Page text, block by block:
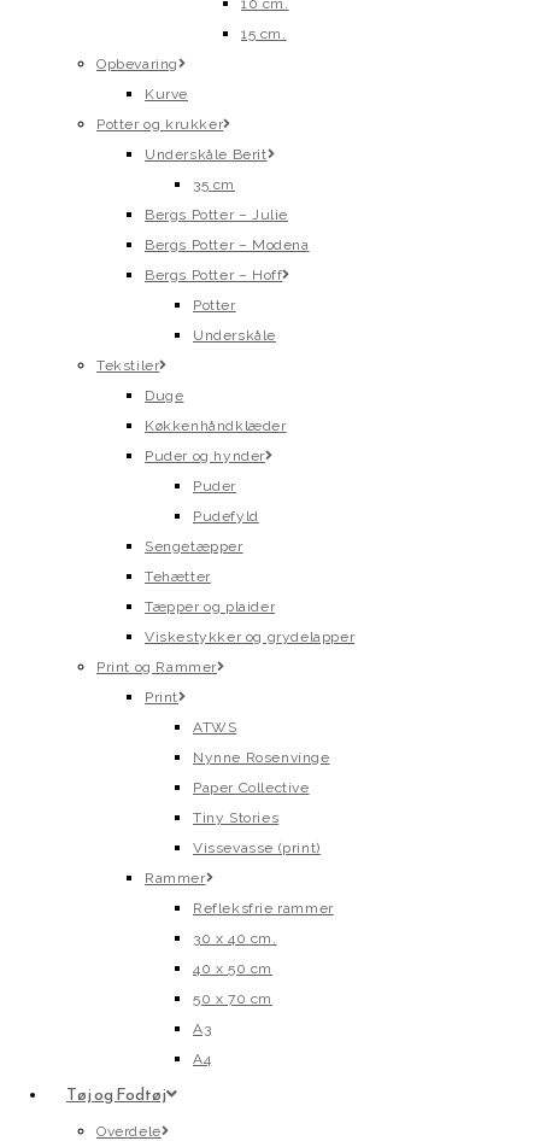
10 cm.
15 cm.
Opbevaring
Kurve
Potter og krukker
Underskåle Berit
35 cm
Bergs Potter – Julie
Bergs Potter – Modena
Bergs Potter – Hoff
Potter
Underskåle
Tekstiler
Duge
Køkkenhåndklæder
Puder og hynder
Puder
Pudefyld
Sengetæpper
Tehætter
Tæpper og plaider
Viskestykker og grydelapper
Print og Rammer
Print
ATWS
Nynne Rosenvinge
Paper Collective
Tiny Stories
Vissevasse (print)
Rammer
Refleksfrie rammer
30 x 40 cm.
40 x 50 cm
50 x 70 cm
A3
A4
Tøj og Fodtøj
Overdele